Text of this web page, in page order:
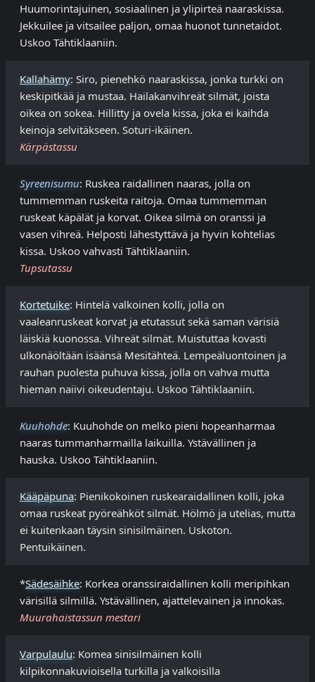
Huumorintajuinen, sosiaalinen ja ylipirteä naaraskissa.
Jekkuilee ja vitsailee paljon, omaa huonot tunnetaidot.
Uskoo Tähtiklaaniin.
Kallahämy: Siro, pienehkö naaraskissa, jonka turkki on
keskipitkää ja mustaa. Hailakanvihreät silmät, joista
oikea on sokea. Hillitty ja ovela kissa, joka ei kaihda
keinoja selvitäkseen. Soturi-ikäinen.
Kärpästassu
Syreenisumu: Ruskea raidallinen naaras, jolla on
tummemman ruskeita raitoja. Omaa tummemman
ruskeat käpälät ja korvat. Oikea silmä on oranssi ja
vasen vihreä. Helposti lähestyttävä ja hyvin kohtelias
kissa. Uskoo vahvasti Tähtiklaaniin.
Tupsutassu
Kortetuike: Hintelä valkoinen kolli, jolla on
vaaleanruskeat korvat ja etutassut sekä saman värisiä
läiskiä kuonossa. Vihreät silmät. Muistuttaa kovasti
ulkonäöltään isäänsä Mesitähteä. Lempeäluontoinen ja
rauhan puolesta puhuva kissa, jolla on vahva mutta
hieman naiivi oikeudentaju. Uskoo Tähtiklaaniin.
Kuuhohde: Kuuhohde on melko pieni hopeanharmaa
naaras tummanharmailla laikuilla. Ystävällinen ja
hauska. Uskoo Tähtiklaaniin.
Kääpäpuna: Pienikokoinen ruskearaidallinen kolli, joka
omaa ruskeat pyöreähköt silmät. Hölmö ja utelias, mutta
ei kuitenkaan täysin sinisilmäinen. Uskoton.
Pentuikäinen.
*Sädesäihke: Korkea oranssiraidallinen kolli meripihkan
värisillä silmillä. Ystävällinen, ajattelevainen ja innokas.
Muurahaistassun mestari
Varpulaulu: Komea sinisilmäinen kolli
kilpikonnakuvioisella turkilla ja valkoisilla